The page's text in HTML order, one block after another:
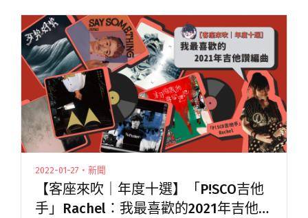
"小人物音樂祭首波卡司：康士坦的變化球、
FUTURE AFTER A SECOND、達摩樂隊"
2022-01-27・新聞
【客座來吹｜年度十選】「P!SCO吉他
手」Rachel：我最喜歡的2021年吉他讚